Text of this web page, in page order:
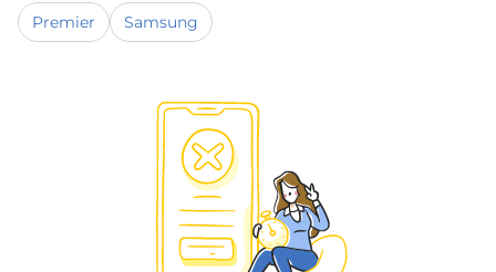
Premier Samsung